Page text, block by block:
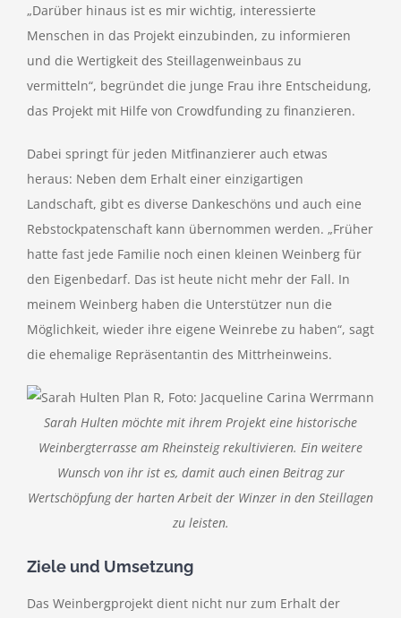
„Darüber hinaus ist es mir wichtig, interessierte
Menschen in das Projekt einzubinden, zu informieren
und die Wertigkeit des Steillagenweinbaus zu
vermitteln“, begründet die junge Frau ihre Entscheidung,
das Projekt mit Hilfe von Crowdfunding zu finanzieren.
Dabei springt für jeden Mitfinanzierer auch etwas
heraus: Neben dem Erhalt einer einzigartigen
Landschaft, gibt es diverse Dankeschöns und auch eine
Rebstockpatenschaft kann übernommen werden. „Früher
hatte fast jede Familie noch einen kleinen Weinberg für
den Eigenbedarf. Das ist heute nicht mehr der Fall. In
meinem Weinberg haben die Unterstützer nun die
Möglichkeit, wieder ihre eigene Weinrebe zu haben“, sagt
die ehemalige Repräsentantin des Mittrheinweins.
Sarah Hulten möchte mit ihrem Projekt eine historische
Weinbergterrasse am Rheinsteig rekultivieren. Ein weitere
Wunsch von ihr ist es, damit auch einen Beitrag zur
Wertschöpfung der harten Arbeit der Winzer in den Steillagen
zu leisten.
Ziele und Umsetzung
Das Weinbergprojekt dient nicht nur zum Erhalt der